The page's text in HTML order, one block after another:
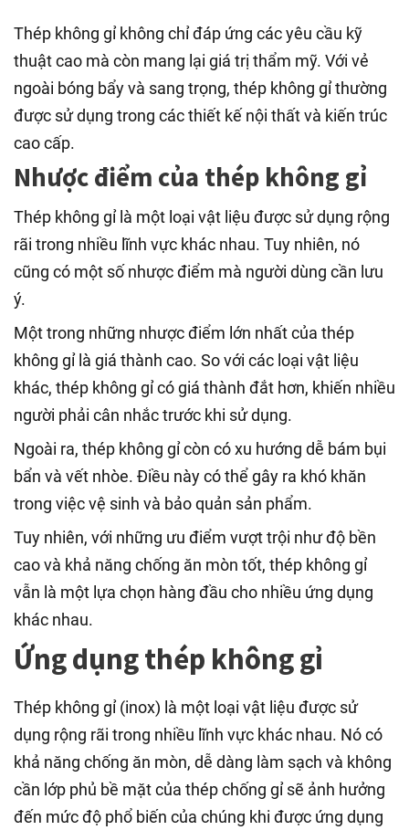
Thép không gỉ không chỉ đáp ứng các yêu cầu kỹ
thuật cao mà còn mang lại giá trị thẩm mỹ. Với vẻ
ngoài bóng bẩy và sang trọng, thép không gỉ thường
được sử dụng trong các thiết kế nội thất và kiến trúc
cao cấp.
Nhược điểm của thép không gỉ
Thép không gỉ là một loại vật liệu được sử dụng rộng
rãi trong nhiều lĩnh vực khác nhau. Tuy nhiên, nó
cũng có một số nhược điểm mà người dùng cần lưu
ý.
Một trong những nhược điểm lớn nhất của thép
không gỉ là giá thành cao. So với các loại vật liệu
khác, thép không gỉ có giá thành đắt hơn, khiến nhiều
người phải cân nhắc trước khi sử dụng.
Ngoài ra, thép không gỉ còn có xu hướng dễ bám bụi
bẩn và vết nhòe. Điều này có thể gây ra khó khăn
trong việc vệ sinh và bảo quản sản phẩm.
Tuy nhiên, với những ưu điểm vượt trội như độ bền
cao và khả năng chống ăn mòn tốt, thép không gỉ
vẫn là một lựa chọn hàng đầu cho nhiều ứng dụng
khác nhau.
Ứng dụng thép không gỉ
Thép không gỉ (inox) là một loại vật liệu được sử
dụng rộng rãi trong nhiều lĩnh vực khác nhau. Nó có
khả năng chống ăn mòn, dễ dàng làm sạch và không
cần lớp phủ bề mặt của thép chống gỉ sẽ ảnh hưởng
đến mức độ phổ biến của chúng khi được ứng dụng